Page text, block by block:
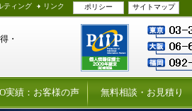
ティング リンク ポリシー サイトマップ
・
実績：お客様の声 無料相談・お見積り